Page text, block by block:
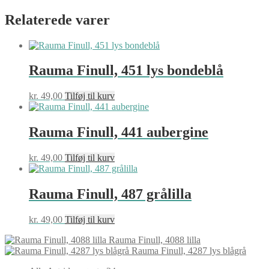
Relaterede varer
Rauma Finull, 451 lys bondeblå
kr. 49,00 Tilføj til kurv
Rauma Finull, 441 aubergine
kr. 49,00 Tilføj til kurv
Rauma Finull, 487 grålilla
kr. 49,00 Tilføj til kurv
Rauma Finull, 4088 lilla
Rauma Finull, 4287 lys blågrå